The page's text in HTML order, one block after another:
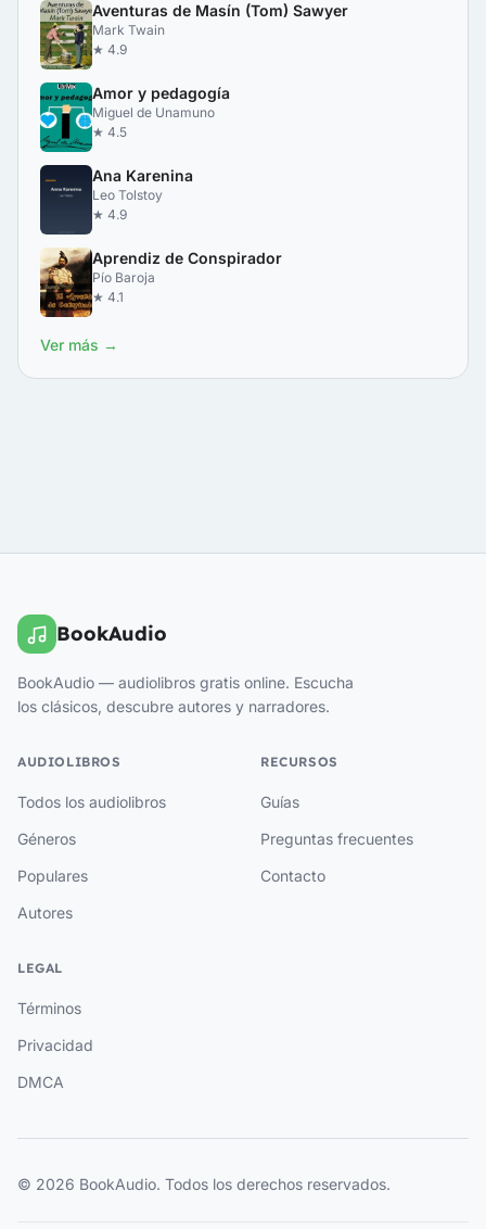
Aventuras de Masín (Tom) Sawyer
Mark Twain
★ 4.9
Amor y pedagogía
Miguel de Unamuno
★ 4.5
Ana Karenina
Leo Tolstoy
★ 4.9
Aprendiz de Conspirador
Pío Baroja
★ 4.1
Ver más →
BookAudio
BookAudio — audiolibros gratis online. Escucha
los clásicos, descubre autores y narradores.
AUDIOLIBROS
Todos los audiolibros
Géneros
Populares
Autores
RECURSOS
Guías
Preguntas frecuentes
Contacto
LEGAL
Términos
Privacidad
DMCA
© 2026 BookAudio. Todos los derechos reservados.